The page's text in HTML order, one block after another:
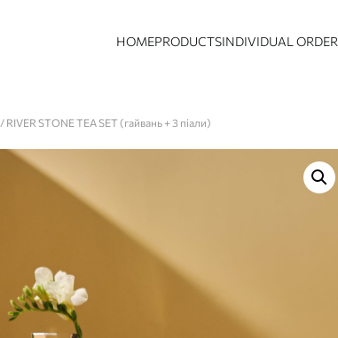
HOMEPRODUCTSINDIVIDUAL ORDER
/ RIVER STONE TEA SET (гайвань + 3 піали)